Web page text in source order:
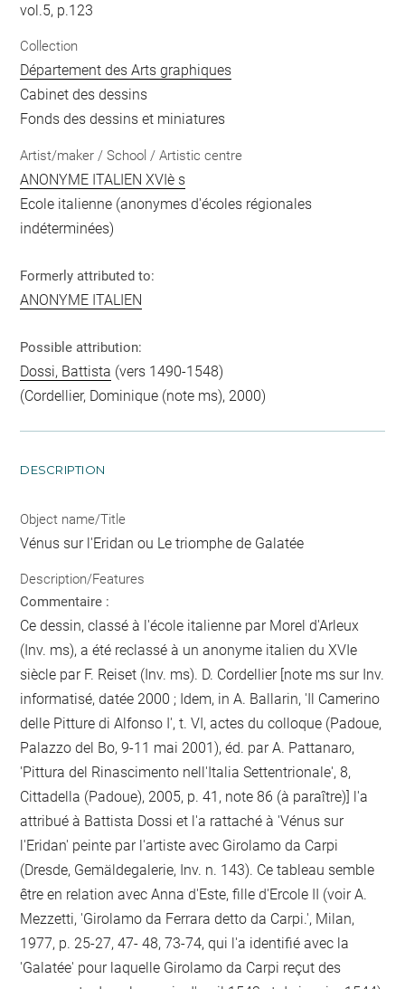
vol.5, p.123
Collection
Département des Arts graphiques
Cabinet des dessins
Fonds des dessins et miniatures
Artist/maker / School / Artistic centre
ANONYME ITALIEN XVIè s
Ecole italienne (anonymes d'écoles régionales
indéterminées)
Formerly attributed to:
ANONYME ITALIEN
Possible attribution:
Dossi, Battista (vers 1490-1548)
(Cordellier, Dominique (note ms), 2000)
DESCRIPTION
Object name/Title
Vénus sur l'Eridan ou Le triomphe de Galatée
Description/Features
Commentaire :
Ce dessin, classé à l'école italienne par Morel d'Arleux
(Inv. ms), a été reclassé à un anonyme italien du XVIe
siècle par F. Reiset (Inv. ms). D. Cordellier [note ms sur Inv.
informatisé, datée 2000 ; Idem, in A. Ballarin, 'Il Camerino
delle Pitture di Alfonso I', t. VI, actes du colloque (Padoue,
Palazzo del Bo, 9-11 mai 2001), éd. par A. Pattanaro,
'Pittura del Rinascimento nell'Italia Settentrionale', 8,
Cittadella (Padoue), 2005, p. 41, note 86 (à paraître)] l'a
attribué à Battista Dossi et l'a rattaché à 'Vénus sur
l'Eridan' peinte par l'artiste avec Girolamo da Carpi
(Dresde, Gemäldegalerie, Inv. n. 143). Ce tableau semble
être en relation avec Anna d'Este, fille d'Ercole II (voir A.
Mezzetti, 'Girolamo da Ferrara detto da Carpi.', Milan,
1977, p. 25-27, 47- 48, 73-74, qui l'a identifié avec la
'Galatée' pour laquelle Girolamo da Carpi reçut des